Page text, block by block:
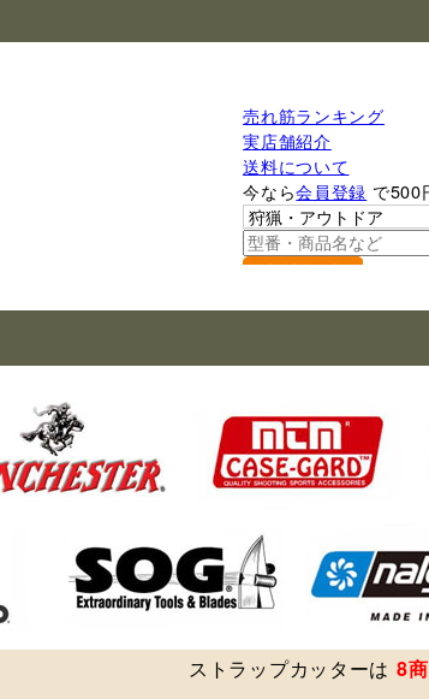
売れ筋ランキング
実店舗紹介
送料について
今なら会員登録 で500
ストラップカッターは 8